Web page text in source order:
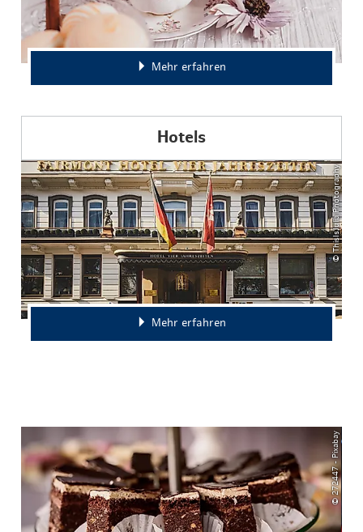
Mehr erfahren
Hotels
© ThisIsJulia Photography
Mehr erfahren
© 272447 - Pixabay